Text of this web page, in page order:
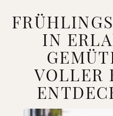
IN
VOLLER